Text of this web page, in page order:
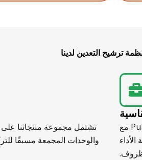
ترشيح التعدين لدينا
من المناجم المكشوفة إلى العمليات تحت الأرض، تم تصميم أنظمة ترشيح التعدين من Pullner مع
تشتمل مجموعة منتجاتنا
والوحدات المجمعة مسبقًا